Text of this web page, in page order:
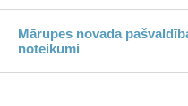
Mārupes novada
noteikumi